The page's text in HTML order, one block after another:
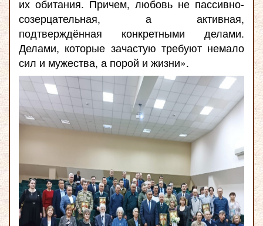
их обитания. Причем, любовь не пассивно-
созерцательная, а активная,
подтверждённая конкретными делами.
Делами, которые зачастую требуют немало
сил и мужества, а порой и жизни».